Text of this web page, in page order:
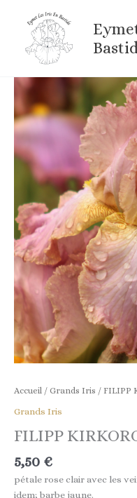
contenu
Accueil / Grands Iris / FILIPP
Grands Iris
FILIPP
5,50 €
pétale rose clair avec les
idem; barbe jaune.
quantité
FILIPP
KIRKOROV